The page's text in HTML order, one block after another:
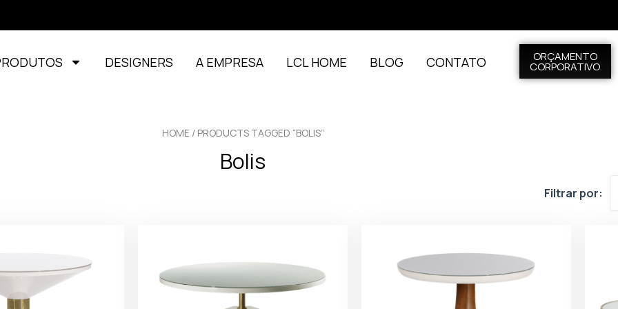
DESIGNERS A EMPRESA LCL HOME BLOG CONTATO ORÇAMENTO
CORPORATIVO
HOME/ PRODUCTS TAGGED “BOLIS”
Bolis
Filtrar por: